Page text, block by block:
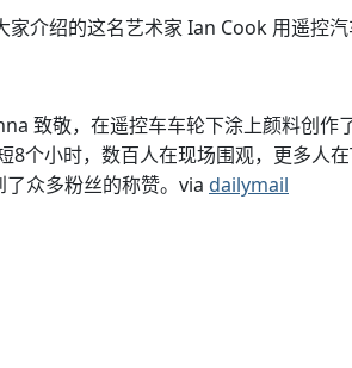
介绍的这名艺术家 Ian Cook 用遥控汽
致敬，在遥控车车轮下涂上颜料创作
个小时，数百人在现场围观，更多人
众多粉丝的称赞。via dailymail